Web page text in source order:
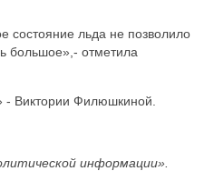
состояние льда не позволило
большое»,- отметила
- Виктории Филюшкиной.
информации».